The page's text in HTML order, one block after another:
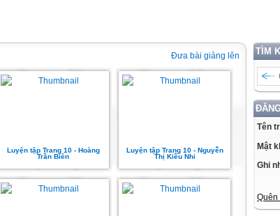
TÌM
Tên
Mật
Ghi
Quên
Đưa bài giảng lên
Luyện tập Trang 10 - Hoàng
Trần Biên
Luyện tập Trang 10 - Nguyễn
Thị Kiều Nhi